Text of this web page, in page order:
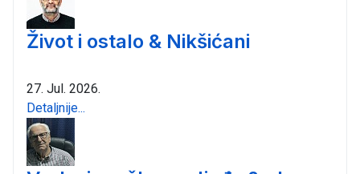
Život i ostalo & Nikšićani
27. Jul. 2026.
Detaljnije...